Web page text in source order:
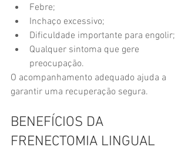
Febre;
Inchaço excessivo;
Dificuldade importante para engolir;
Qualquer sintoma que gere
preocupação.
O acompanhamento adequado ajuda a
garantir uma recuperação segura.
BENEFÍCIOS DA
FRENECTOMIA LINGUAL